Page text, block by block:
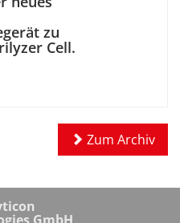
zu
Cell.
Zum Archiv